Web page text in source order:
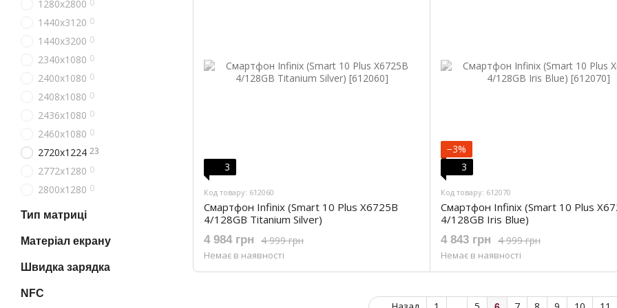
3
Код товару: 612060
Смартфон Infinix (Smart 10 Plus X6725B
4/128GB Titanium Silver)
4 999 грн
4 984 грн
Немає в наявності
−3%
3
Код товару: 612070
Смартфон Infinix (Smart 10 Plus
4/128GB Iris Blue)
4 999 грн
4 843 грн
Немає в наявності
1280x2800 0
1440x3120 0
1440x3200 0
2340x1080 0
2400x1080 0
2408х1080 0
2436x1080 0
2460х1080 0
2720х1224 23
2772х1280 0
2800х1280 0
Тип матриці
Матеріал екрану
Швидка зарядка
NFC